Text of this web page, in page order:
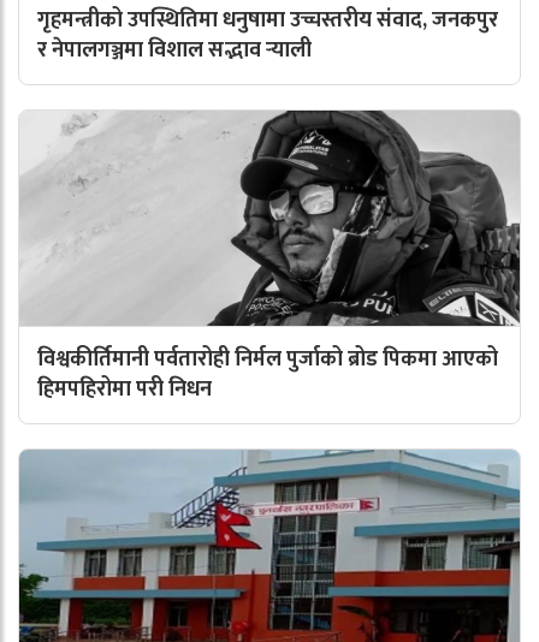
गृहमन्त्रीको उपस्थितिमा धनुषामा उच्चस्तरीय संवाद, जनकपुर
र नेपालगञ्जमा विशाल सद्भाव र्‍याली
विश्वकीर्तिमानी पर्वतारोही निर्मल पुर्जाको ब्रोड पिकमा आएको
हिमपहिरोमा परी निधन